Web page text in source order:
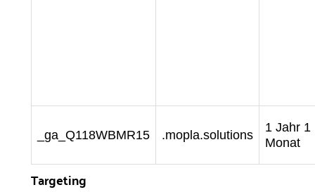
_ga_Q118WBMR15 .mopla.solutions
1 Jahr 1
Monat
Targeting